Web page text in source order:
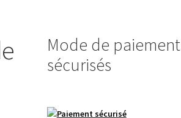
Mode de
sécurisés